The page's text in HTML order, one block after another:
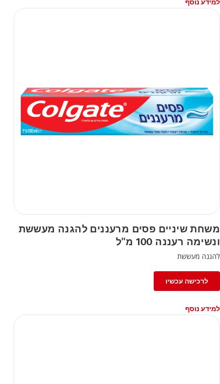
למידע נוסף
משחת שיניים פסים מרעננים להגנה מעששת
ונשימה רעננה 100 מ"ל
להגנה מעששת
לרכישה עכשיו
למידע נוסף